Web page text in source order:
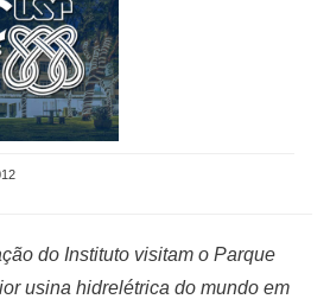
do Instituto visitam o Parque
usina hidrelétrica do mundo em